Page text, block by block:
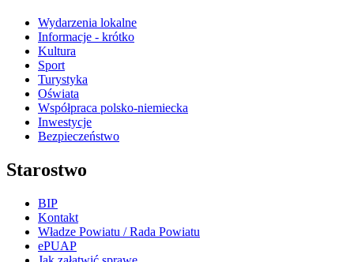
Wydarzenia lokalne
Informacje - krótko
Kultura
Sport
Turystyka
Oświata
Współpraca polsko-niemiecka
Inwestycje
Bezpieczeństwo
Starostwo
BIP
Kontakt
Władze Powiatu / Rada Powiatu
ePUAP